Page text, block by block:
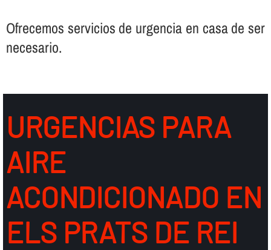
Ofrecemos servicios de urgencia en casa de ser
necesario.
URGENCIAS PARA
AIRE
ACONDICIONADO EN
ELS PRATS DE REI